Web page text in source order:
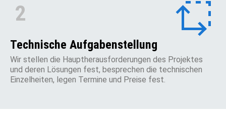
2
Technische Aufgabenstellung
Wir stellen die Hauptherausforderungen des Projektes
und deren Lösungen fest, besprechen die technischen
Einzelheiten, legen Termine und Preise fest.